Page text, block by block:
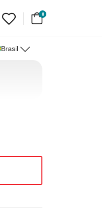
0
Brasil